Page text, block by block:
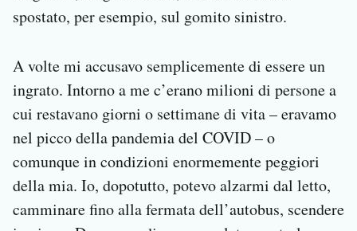
spostato, per esempio, sul gomito sinistro.
A volte mi accusavo semplicemente di essere un
ingrato. Intorno a me c’erano milioni di persone a
cui restavano giorni o settimane di vita – eravamo
nel picco della pandemia del COVID – o
comunque in condizioni enormemente peggiori
della mia. Io, dopotutto, potevo alzarmi dal letto,
camminare fino alla fermata dell’autobus, scendere